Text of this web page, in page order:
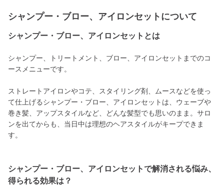
シャンプー・ブロー、アイロンセットについて
シャンプー・ブロー、アイロンセットとは
シャンプー、トリートメント、ブロー、アイロンセットまでのコ
ースメニューです。
ストレートアイロンやコテ、スタイリング剤、ムースなどを使っ
て仕上げるシャンプー・ブロー、アイロンセットは、ウェーブや
巻き髪、アップスタイルなど、どんな髪型でも思いのまま。サロ
ンを出てからも、当日中は理想のヘアスタイルがキープできま
す。
シャンプー・ブロー、アイロンセットで解消される悩み、
得られる効果は？